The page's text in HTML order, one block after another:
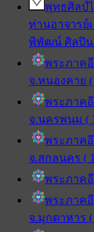
พุทธศิลป์
ท่านอาจารย์
พิพัฒน์ ศิลปิน
พระภาค
จ.หนองคาย (
พระภาค
จ.นครพนม (
พระภาค
จ.สกลนคร (
พระภาคอี
พระภาค
จ.มุกดาหาร (